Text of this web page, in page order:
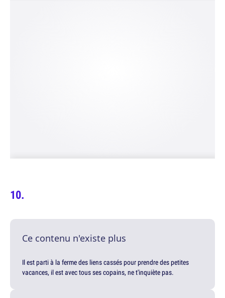
Ce contenu n'existe plus
Il est parti à la ferme des liens cassés pour prendre des petites
vacances, il est avec tous ses copains, ne t'inquiète pas.